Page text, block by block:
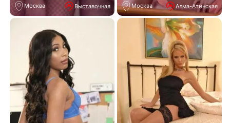
Москва Выставочная Москва Алма-Атинская